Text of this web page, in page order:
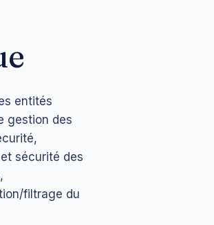
entités
gestion des
sécurité des
filtrage du